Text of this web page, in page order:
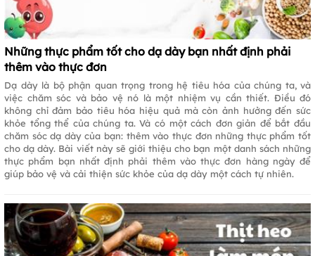
Những thực phẩm tốt cho dạ dày bạn nhất định phải
thêm vào thực đơn
Dạ dày là bộ phận quan trọng trong hệ tiêu hóa của chúng ta, và
việc chăm sóc và bảo vệ nó là một nhiệm vụ cần thiết. Điều đó
không chỉ đảm bảo tiêu hóa hiệu quả mà còn ảnh hưởng đến sức
khỏe tổng thể của chúng ta. Và có một cách đơn giản để bắt đầu
chăm sóc dạ dày của bạn: thêm vào thực đơn những thực phẩm tốt
cho dạ dày. Bài viết này sẽ giới thiệu cho bạn một danh sách những
thực phẩm bạn nhất định phải thêm vào thực đơn hàng ngày để
giúp bảo vệ và cải thiện sức khỏe của dạ dày một cách tự nhiên.